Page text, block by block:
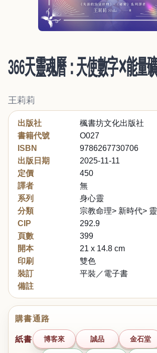
366天靈魂曆：天使數字✕能量
王莉莉
出版社
楓書坊文化出版社
書籍代號
O027
ISBN
9786267730706
出版日期
2025-11-11
定價
450
譯者
無
系列
身心靈
分類
宗教命理> 新時代>
CIP
292.9
頁數
399
開本
21 x 14.8 cm
印刷
雙色
裝訂
平裝／電子書
備註
購書通路
紙書 博客來 誠品 金石堂